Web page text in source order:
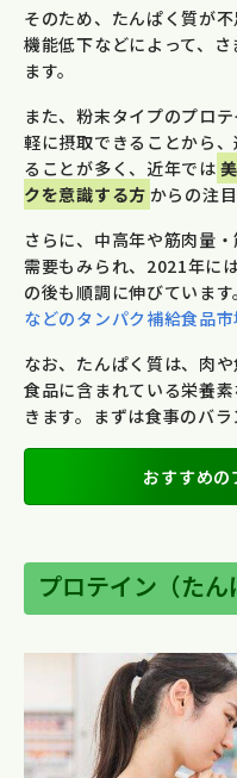
そのため、たんぱく質が
機能低下などによって、
ます。
また、粉末タイプのプロ
軽に摂取できることから
ることが多く、近年では
クを意識する方 からの注
さらに、中高年や筋肉量
需要もみられ、2021年に
の後も順調に伸びていま
などのタンパク補給食品
なお、たんぱく質は、肉
食品に含まれている栄養
きます。まずは食事のバ
おすすめの
プロテイン（た